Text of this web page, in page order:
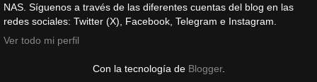
NAS. Síguenos a través de las diferentes cuentas del blog en las
redes sociales: Twitter (X), Facebook, Telegram e Instagram.
Ver todo mi perfil
Con la tecnología de Blogger.